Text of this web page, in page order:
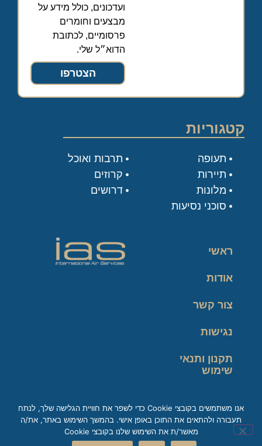
ועדכונים, כולל מידע על
מבצעים וחומרים
פרסומיים, לכתובת
הדוא״ל שלי.
הצטרפו
קטגוריות
תעופה
תיירות
מלונות
סוכני נסיעות
תרבות ואוכל
קרוזים
דרושים
ראשי
אודות
צור קשר
נגישות
תקנון ותנאי
שימוש
זכות עיון במידע
אנו משתמשים בקובצי Cookie כדי לשפר את חוויית הגלישה שלך, לנתח
תעבורה ולהתאים את התוכן באופן אישי. בהמשך השימוש באתר, את/ה
מאשר/ת את השימוש שלנו בקובצי Cookie